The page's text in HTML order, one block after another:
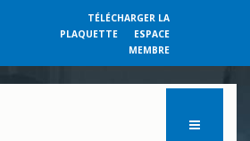
TÉLÉCHARGER LA
PLAQUETTE
ESPACE
MEMBRE